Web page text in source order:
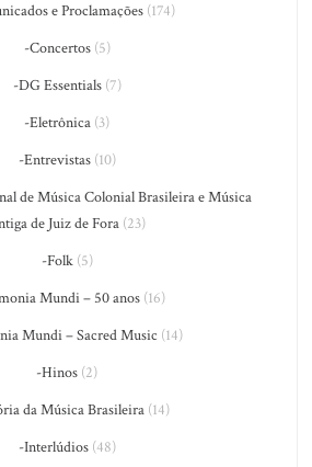
e Proclamações(174)
-Concertos(5)
-DG Essentials(7)
-Eletrônica (3)
-Entrevistas(10)
de Música Colonial Brasileira e Música
de Juiz de Fora (23)
-Folk(5)
Mundi – 50 anos(16)
Mundi – Sacred Music (14)
-Hinos (2)
da Música Brasileira(14)
-Interlúdios(48)